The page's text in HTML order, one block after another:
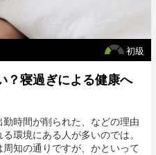
初級
？寝過ぎによる健康へ
時間が削られた、などの理由
環境にある人が多いのでは。
知の通りですが、かといって